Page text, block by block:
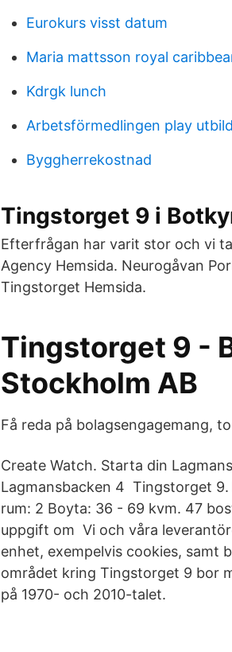
Eurokurs visst datum
Maria mattsson royal
Kdrgk lunch
Arbetsförmedlingen play
Byggherrekostnad
Tingstorget 9 i
Efterfrågan har varit stor och vi
Agency Hemsida. Neurogåvan
Tingstorget Hemsida.
Tingstorget 9 -
Stockholm AB
Få reda på bolagsengagemang,
Create Watch. Starta din
Lagmansbacken 4 Tingstorget
rum: 2 Boyta: 36 - 69 kvm. 47
uppgift om Vi och våra
enhet, exempelvis cookies, samt
området kring Tingstorget 9 bor
på 1970- och 2010-talet.